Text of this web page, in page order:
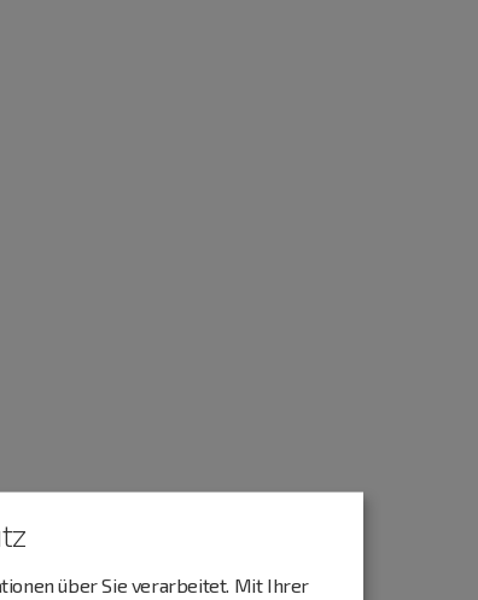
über Sie verarbeitet. Mit Ihrer